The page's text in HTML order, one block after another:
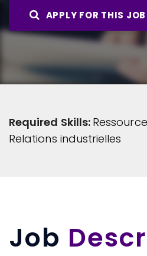
APPLY FOR THIS JOB
Required Skills:
Relations industrielles
Job